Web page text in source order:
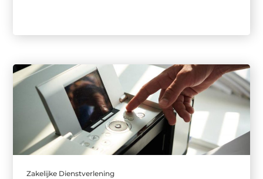
Zakelijke Dienstverlening